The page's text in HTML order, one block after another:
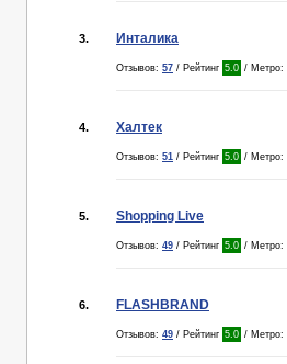
3. Инталика
Отзывов: 57 / Рейтинг 5.0 / Метро:
4. Халтек
Отзывов: 51 / Рейтинг 5.0 / Метро:
5. Shopping Live
Отзывов: 49 / Рейтинг 5.0 / Метро:
6. FLASHBRAND
Отзывов: 49 / Рейтинг 5.0 / Метро: